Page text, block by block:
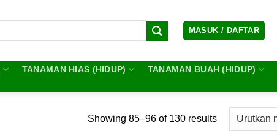
MASUK / DAFTAR
TANAMAN HIAS (HIDUP) TANAMAN BUAH (HIDUP)
Showing 85–96 of 130 results